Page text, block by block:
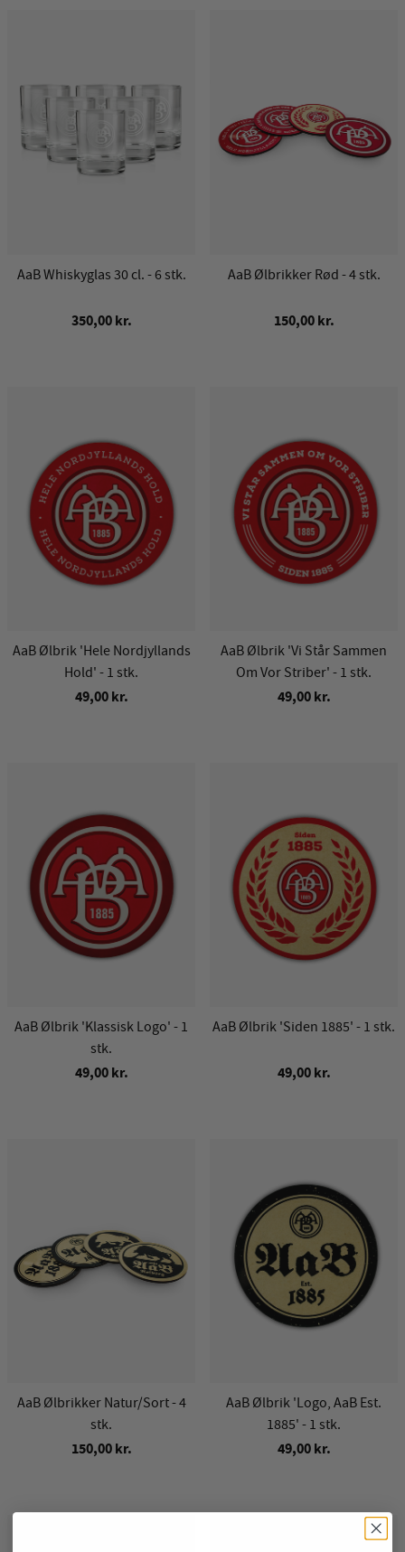
AaB Whiskyglas 30 cl. - 6 stk.
350,00 kr.
AaB Ølbrikker Rød - 4 stk.
150,00 kr.
AaB Ølbrik 'Hele Nordjyllands
Hold' - 1 stk.
49,00 kr.
AaB Ølbrik 'Vi Står Sammen
Om Vor Striber' - 1 stk.
49,00 kr.
AaB Ølbrik 'Klassisk Logo' - 1
stk.
49,00 kr.
AaB Ølbrik 'Siden 1885' - 1 stk.
49,00 kr.
AaB Ølbrikker Natur/Sort - 4
stk.
150,00 kr.
AaB Ølbrik 'Logo, AaB Est.
1885' - 1 stk.
49,00 kr.